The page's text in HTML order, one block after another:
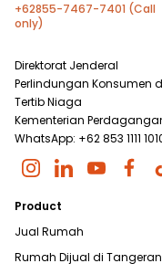
+62855-7467-7401 (Call
only)
Direktorat Jenderal
Perlindungan Konsumen
Tertib Niaga
Kementerian
WhatsApp: +62 853 1111
Product
Jual Rumah
Rumah Dijual di